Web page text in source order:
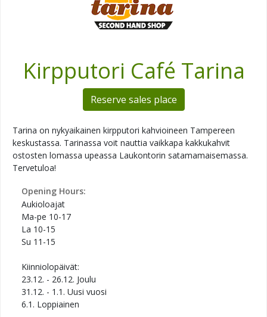
Kirpputori Café Tarina
Reserve sales place
Tarina on nykyaikainen kirpputori kahvioineen Tampereen
keskustassa. Tarinassa voit nauttia vaikkapa kakkukahvit
ostosten lomassa upeassa Laukontorin satamamaisemassa.
Tervetuloa!
Opening Hours:
Aukioloajat
Ma-pe 10-17
La 10-15
Su 11-15
Kiinniolopäivät:
23.12. - 26.12. Joulu
31.12. - 1.1. Uusi vuosi
6.1. Loppiainen